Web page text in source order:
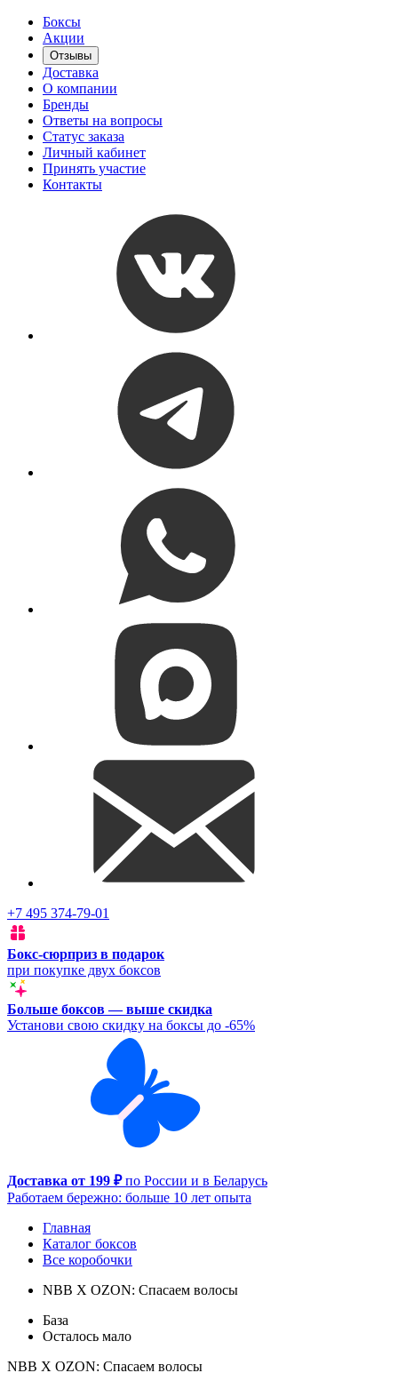
Боксы
Акции
Отзывы
Доставка
О компании
Бренды
Ответы на вопросы
Статус заказа
Личный кабинет
Принять участие
Контакты
+7 495 374-79-01
Бокс-сюрприз в подарок
при покупке двух боксов
Больше боксов — выше скидка
Установи свою скидку на боксы до -65%
Доставка от 199 ₽по России и в Беларусь
Работаем бережно: больше 10 лет опыта
Главная
Каталог боксов
Все коробочки
NBB X OZON: Спасаем волосы
База
Осталось мало
NBB X OZON: Спасаем волосы